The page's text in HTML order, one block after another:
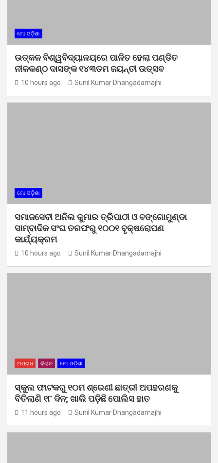
ମୋ ଓଡ଼ିଶା
ଉତ୍କଳ ବିଶ୍ୱବିଦ୍ୟାଳୟରେ ପାଳିତ ହେଲା ପଣ୍ଡିତ
ନୀଳକଣ୍ଠ ଦାସଙ୍କ ୧୪୩ତମ ଜୟନ୍ତୀ ଉତ୍ସବ
10 hours ago Sunil Kumar Dhangadamajhi
ମୋ ଓଡ଼ିଶା
ସମାଜସେବୀ ଅନିଲ କୁମାର ତ୍ରିପାଠୀ ଓ ବଙ୍ଗୋମୁଣ୍ଡା
ସାମ୍ବାଦିକ ସଂଘ ତରଫରୁ ୧୦୦୧ ବୃକ୍ଷରୋପଣ
କାର୍ଯ୍ୟକ୍ରମ
10 hours ago Sunil Kumar Dhangadamajhi
ଅପରାଧ ବିଚାର ମୋ ଓଡ଼ିଶା
ସ୍କୁଲ ଫାଟକରୁ ୧୦ମ ଶ୍ରେଣୀ ଛାତ୍ରୀ ଅପହରଣକୁ
ବିତିଲାଣି ୧୮ ଦିନ; ଖାଲି ପଡ଼ିଛି ପୋଲିସ ହାତ
11 hours ago Sunil Kumar Dhangadamajhi